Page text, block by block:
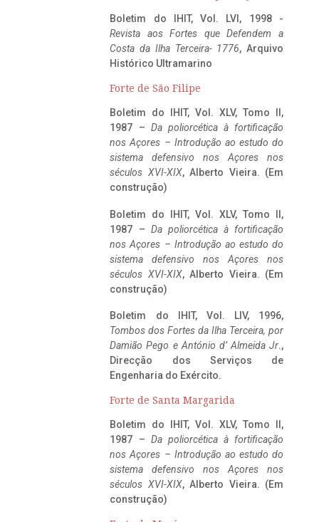
Boletim do IHIT, Vol. LVI, 1998 -
Revista aos Fortes que Defendem a
Costa da Ilha Terceira- 1776, Arquivo
Histórico Ultramarino
Forte de São Filipe
Boletim do IHIT, Vol. XLV, Tomo II,
1987 – Da poliorcética à fortificação
nos Açores – Introdução ao estudo do
sistema defensivo nos Açores nos
séculos XVI-XIX, Alberto Vieira. (Em
construção)
Boletim do IHIT, Vol. XLV, Tomo II,
1987 – Da poliorcética à fortificação
nos Açores – Introdução ao estudo do
sistema defensivo nos Açores nos
séculos XVI-XIX, Alberto Vieira. (Em
construção)
Boletim do IHIT, Vol. LIV, 1996,
Tombos dos Fortes da Ilha Terceira, por
Damião Pego e António d’ Almeida Jr.,
Direcção dos Serviços de
Engenharia do Exército.
Forte de Santa Margarida
Boletim do IHIT, Vol. XLV, Tomo II,
1987 – Da poliorcética à fortificação
nos Açores – Introdução ao estudo do
sistema defensivo nos Açores nos
séculos XVI-XIX, Alberto Vieira. (Em
construção)